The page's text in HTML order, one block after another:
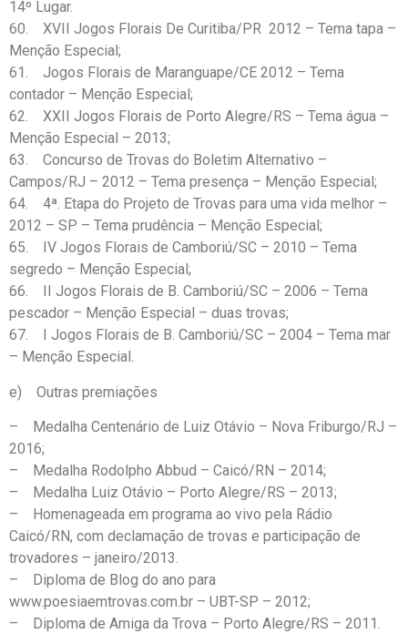
14º Lugar.
60. XVII Jogos Florais De Curitiba/PR 2012 – Tema tapa –
Menção Especial;
61. Jogos Florais de Maranguape/CE 2012 – Tema
contador – Menção Especial;
62. XXII Jogos Florais de Porto Alegre/RS – Tema água –
Menção Especial – 2013;
63. Concurso de Trovas do Boletim Alternativo –
Campos/RJ – 2012 – Tema presença – Menção Especial;
64. 4ª. Etapa do Projeto de Trovas para uma vida melhor –
2012 – SP – Tema prudência – Menção Especial;
65. IV Jogos Florais de Camboriú/SC – 2010 – Tema
segredo – Menção Especial;
66. II Jogos Florais de B. Camboriú/SC – 2006 – Tema
pescador – Menção Especial – duas trovas;
67. I Jogos Florais de B. Camboriú/SC – 2004 – Tema mar
– Menção Especial.
e) Outras premiações
– Medalha Centenário de Luiz Otávio – Nova Friburgo/RJ –
2016;
– Medalha Rodolpho Abbud – Caicó/RN – 2014;
– Medalha Luiz Otávio – Porto Alegre/RS – 2013;
– Homenageada em programa ao vivo pela Rádio
Caicó/RN, com declamação de trovas e participação de
trovadores – janeiro/2013.
– Diploma de Blog do ano para
www.poesiaemtrovas.com.br – UBT-SP – 2012;
– Diploma de Amiga da Trova – Porto Alegre/RS – 2011.